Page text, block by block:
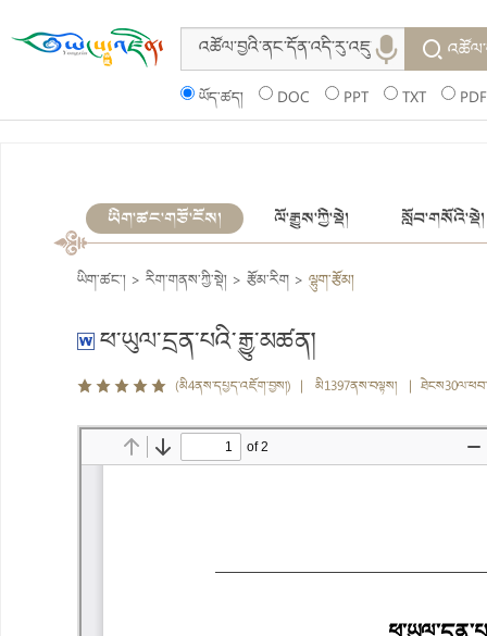
ཡོད་ཚད། DOC PPT TXT PDF
ཡིག་ཚང་གཙོ་ངོས། ལོ་རྒྱུས་ཀྱི་སྡེ། སློབ་གསོའི་སྡེ།
ཡིག་ཚང་། > རིག་གནས་ཀྱི་སྡེ། > རྩོམ་རིག > ལྷུག་རྩོམ།
ཕ་ཡུལ་དྲན་པའི་རྒྱུ་མཚན།
(མི4ནས་དཔྱད་འཇོག་བྱས།) | མི1397ནས་བལྟས། |